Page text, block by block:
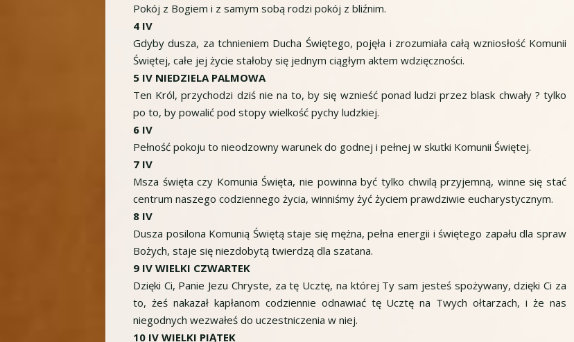
Pokój z Bogiem i z samym sobą rodzi pokój z bliźnim.
4 IV
Gdyby dusza, za tchnieniem Ducha Świętego, pojęła i zrozumiała całą wzniosłość Komunii
Świętej, całe jej życie stałoby się jednym ciągłym aktem wdzięczności.
5 IV NIEDZIELA PALMOWA
Ten Król, przychodzi dziś nie na to, by się wznieść ponad ludzi przez blask chwały ? tylko
po to, by powalić pod stopy wielkość pychy ludzkiej.
6 IV
Pełność pokoju to nieodzowny warunek do godnej i pełnej w skutki Komunii Świętej.
7 IV
Msza święta czy Komunia Święta, nie powinna być tylko chwilą przyjemną, winne się stać
centrum naszego codziennego życia, winniśmy żyć życiem prawdziwie eucharystycznym.
8 IV
Dusza posilona Komunią Świętą staje się mężna, pełna energii i świętego zapału dla spraw
Bożych, staje się niezdobytą twierdzą dla szatana.
9 IV WIELKI CZWARTEK
Dzięki Ci, Panie Jezu Chryste, za tę Ucztę, na której Ty sam jesteś spożywany, dzięki Ci za
to, żeś nakazał kapłanom codziennie odnawiać tę Ucztę na Twych ołtarzach, i że nas
niegodnych wezwałeś do uczestniczenia w niej.
10 IV WIELKI PIĄTEK